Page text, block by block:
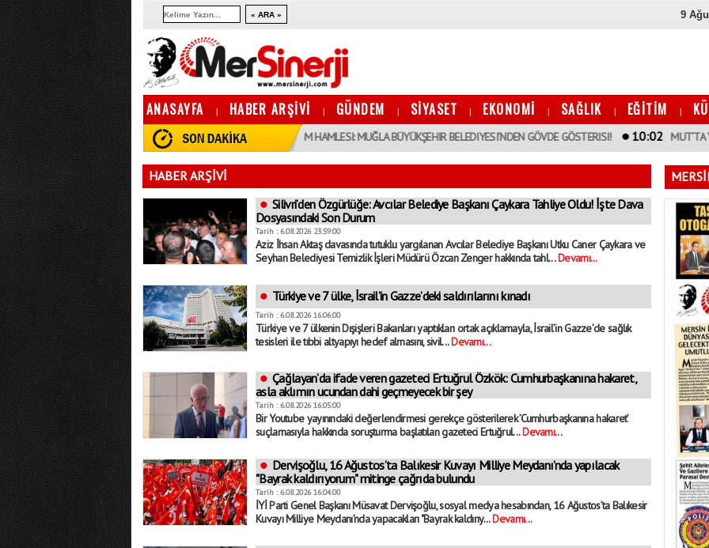
9
ANASAYFA | HABER ARŞİVİ | GÜNDEM | SİYASET | EKONOMİ | SAĞLIK | EĞİTİM |
10:13 13 İLÇEDE DENGELERI DEĞIŞTIREN YATıRıM HAMLESI: MUĞLA BÜYÜKŞEHIR BELEDIYESI’NDEN GÖVDE GÖSTERISI! 10:02 MUT’TA YıLLARDıR
HABER ARŞİVİ
Silivri’den Özgürlüğe: Avcılar Belediye Başkanı Çaykara Tahliye Oldu! İşte Dava
Dosyasındaki Son Durum
Tarih : 6.08.2026 23:59:00
Aziz İhsan Aktaş davasında tutuklu yargılanan Avcılar Belediye Başkanı Utku Caner Çaykara ve
Seyhan Belediyesi Temizlik İşleri Müdürü Özcan Zenger hakkında tahl...Devamı...
Türkiye ve 7 ülke, İsrail’in Gazze’deki saldırılarını kınadı
Tarih : 6.08.2026 16:06:00
Türkiye ve 7 ülkenin Dışişleri Bakanları yaptıkları ortak açıklamayla, İsrail’in Gazze’de sağlık
tesisleri ile tıbbi altyapıyı hedef almasını, sivil...Devamı...
Çağlayan’da ifade veren gazeteci Ertuğrul Özkök: Cumhurbaşkanına hakaret,
asla aklımın ucundan dahi geçmeyecek bir şey
Tarih : 6.08.2026 16:05:00
Bir Youtube yayınındaki değerlendirmesi gerekçe gösterilerek ’Cumhurbaşkanına hakaret’
suçlamasıyla hakkında soruşturma başlatılan gazeteci Ertuğrul...Devamı...
Dervişoğlu, 16 Ağustos’ta Balıkesir Kuvayı Milliye Meydanı’nda yapılacak
"Bayrak kaldırıyorum" mitinge çağrıda bulundu
Tarih : 6.08.2026 16:04:00
İYİ Parti Genel Başkanı Müsavat Dervişoğlu, sosyal medya hesabından, 16 Ağustos’ta Balıkesir
Kuvayı Milliye Meydanı’nda yapacakları "Bayrak kaldırıy...Devamı...